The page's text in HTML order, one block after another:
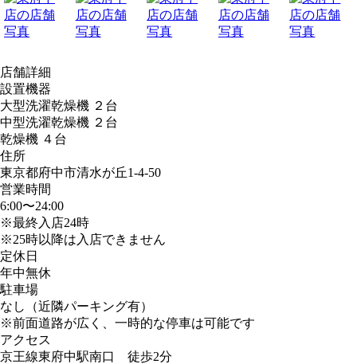
店舗詳細
設置機器
大型洗濯乾燥機 ２台
中型洗濯乾燥機 ２台
乾燥機 ４台
住所
東京都府中市清水が丘1-4-50
営業時間
6:00〜24:00
※最終入店24時
※25時以降は入店できません
定休日
年中無休
駐車場
なし（近隣パーキング有）
※前面道路が広く、一時的な停車は可能です
アクセス
京王線東府中駅南口 徒歩2分